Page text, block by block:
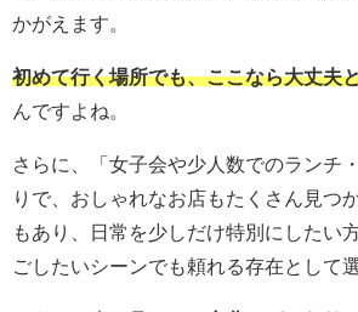
かがえます。
初めて行く場所でも、ここなら大丈夫
んですよね。
さらに、「女子会や少人数でのランチ
りで、おしゃれなお店もたくさん見つ
もあり、日常を少しだけ特別にしたい
ごしたいシーンでも頼れる存在として